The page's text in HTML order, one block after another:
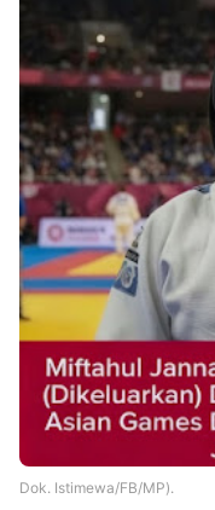
Dok. Istimewa/FB/MP).